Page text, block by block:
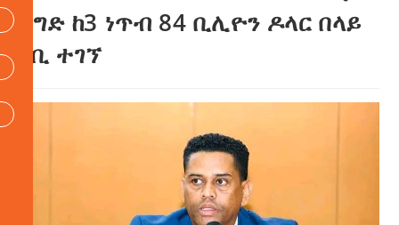
ንግድ ከ3 ነጥብ 84 ቢሊዮን ዶላር በላይ
ገቢ ተገኘ